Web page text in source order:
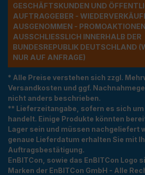
ESCHÄFTSKUNDEN UND
UFTRAGGEBER -
USGENOMMEN - PROMOAKTIONEN
USSCHLIESSLICH INNERHALB DER BU
NDESREPUBLIK DEUTSCHLAND
R AUF ANFRAGE)
* Alle Preise verstehen sich zzgl.
Versandkosten und ggf.
nicht anders beschrieben.
** Lieferzeitangabe, sofern es sich
handelt. Einige Produkte könnten
Lager sein und müssen nachgeliefert
genaue Lieferdatum erhalten Sie mit
Auftragsbestätigung.
EnBITCon, sowie das EnBITCon Logo
Marken der EnBITCon GmbH - Alle